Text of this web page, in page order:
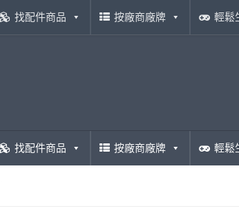
找配件商品 按廠商廠牌 輕鬆
找配件商品 按廠商廠牌 輕鬆